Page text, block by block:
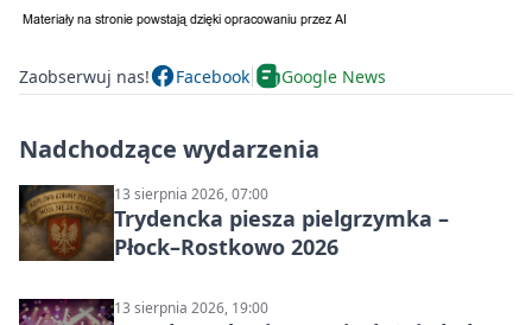
Zaobserwuj nas! Facebook Google News
Nadchodzące wydarzenia
13 sierpnia 2026, 07:00
Trydencka piesza pielgrzymka –
Płock–Rostkowo 2026
13 sierpnia 2026, 19:00